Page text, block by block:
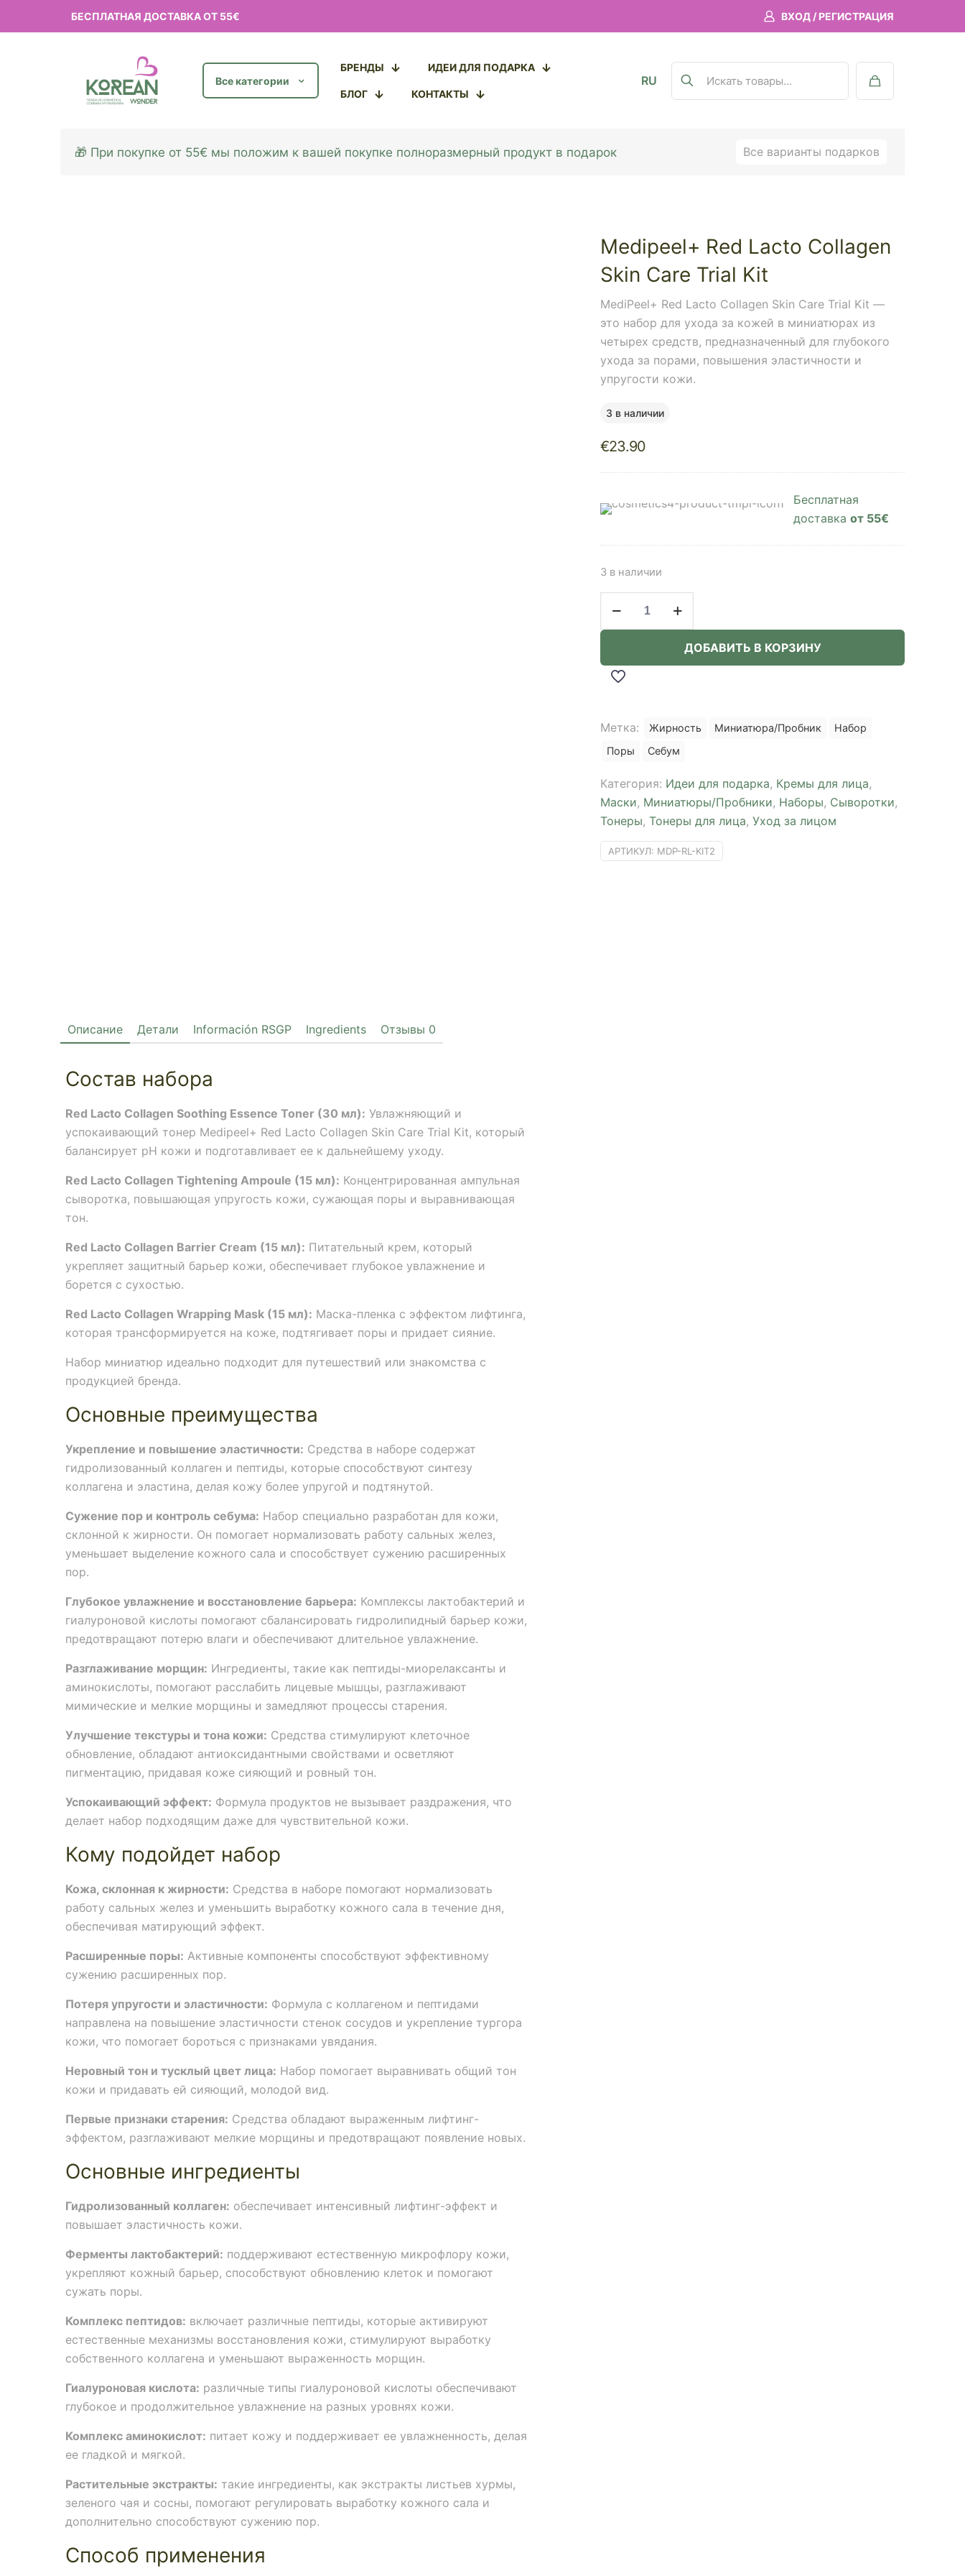
БЕСПЛАТНАЯ ДОСТАВКА ОТ 55€ ВХОД / РЕГИСТРАЦИЯ
Все категории
БРЕНДЫ ИДЕИ ДЛЯ ПОДАРКА
БЛОГ КОНТАКТЫ
RU
🎁 При покупке от 55€ мы положим к вашей покупке полноразмерный продукт в подарок Все варианты подарков
Описание Детали Información RSGP Ingredients Отзывы 0
Состав набора
Red Lacto Collagen Soothing Essence Toner (30 мл): Увлажняющий и
успокаивающий тонер Medipeel+ Red Lacto Collagen Skin Care Trial Kit, который
балансирует pH кожи и подготавливает ее к дальнейшему уходу.
Red Lacto Collagen Tightening Ampoule (15 мл): Концентрированная ампульная
сыворотка, повышающая упругость кожи, сужающая поры и выравнивающая
тон.
Red Lacto Collagen Barrier Cream (15 мл): Питательный крем, который
укрепляет защитный барьер кожи, обеспечивает глубокое увлажнение и
борется с сухостью.
Red Lacto Collagen Wrapping Mask (15 мл): Маска-пленка с эффектом лифтинга,
которая трансформируется на коже, подтягивает поры и придает сияние.
Набор миниатюр идеально подходит для путешествий или знакомства с
продукцией бренда.
Основные преимущества
Укрепление и повышение эластичности: Средства в наборе содержат
гидролизованный коллаген и пептиды, которые способствуют синтезу
коллагена и эластина, делая кожу более упругой и подтянутой.
Сужение пор и контроль себума: Набор специально разработан для кожи,
склонной к жирности. Он помогает нормализовать работу сальных желез,
уменьшает выделение кожного сала и способствует сужению расширенных
пор.
Глубокое увлажнение и восстановление барьера: Комплексы лактобактерий и
гиалуроновой кислоты помогают сбалансировать гидролипидный барьер кожи,
предотвращают потерю влаги и обеспечивают длительное увлажнение.
Разглаживание морщин: Ингредиенты, такие как пептиды-миорелаксанты и
аминокислоты, помогают расслабить лицевые мышцы, разглаживают
мимические и мелкие морщины и замедляют процессы старения.
Улучшение текстуры и тона кожи: Средства стимулируют клеточное
обновление, обладают антиоксидантными свойствами и осветляют
пигментацию, придавая коже сияющий и ровный тон.
Успокаивающий эффект: Формула продуктов не вызывает раздражения, что
делает набор подходящим даже для чувствительной кожи.
Кому подойдет набор
Кожа, склонная к жирности: Средства в наборе помогают нормализовать
работу сальных желез и уменьшить выработку кожного сала в течение дня,
обеспечивая матирующий эффект.
Расширенные поры: Активные компоненты способствуют эффективному
сужению расширенных пор.
Потеря упругости и эластичности: Формула с коллагеном и пептидами
направлена на повышение эластичности стенок сосудов и укрепление тургора
кожи, что помогает бороться с признаками увядания.
Неровный тон и тусклый цвет лица: Набор помогает выравнивать общий тон
кожи и придавать ей сияющий, молодой вид.
Первые признаки старения: Средства обладают выраженным лифтинг-
эффектом, разглаживают мелкие морщины и предотвращают появление новых.
Основные ингредиенты
Гидролизованный коллаген: обеспечивает интенсивный лифтинг-эффект и
повышает эластичность кожи.
Ферменты лактобактерий: поддерживают естественную микрофлору кожи,
укрепляют кожный барьер, способствуют обновлению клеток и помогают
сужать поры.
Комплекс пептидов: включает различные пептиды, которые активируют
естественные механизмы восстановления кожи, стимулируют выработку
собственного коллагена и уменьшают выраженность морщин.
Гиалуроновая кислота: различные типы гиалуроновой кислоты обеспечивают
глубокое и продолжительное увлажнение на разных уровнях кожи.
Комплекс аминокислот: питает кожу и поддерживает ее увлажненность, делая
ее гладкой и мягкой.
Растительные экстракты: такие ингредиенты, как экстракты листьев хурмы,
зеленого чая и сосны, помогают регулировать выработку кожного сала и
дополнительно способствуют сужению пор.
Способ применения
Medipeel+ Red Lacto Collagen
Skin Care Trial Kit
MediPeel+ Red Lacto Collagen Skin Care Trial Kit —
это набор для ухода за кожей в миниатюрах из
четырех средств, предназначенный для глубокого
ухода за порами, повышения эластичности и
упругости кожи.
3 в наличии
€23.90
Бесплатная
доставка от 55€
3 в наличии
Lacto
Care
Trial
ДОБАВИТЬ В КОРЗИНУ
Метка: Жирность Миниатюра/Пробник
Набор
Поры
Себум
Категория: Идеи для подарка, Кремы для лица,
Маски, Миниатюры/Пробники, Наборы, Сыворотки,
Тонеры, Тонеры для лица, Уход за лицом
АРТИКУЛ: MDP-RL-KIT2